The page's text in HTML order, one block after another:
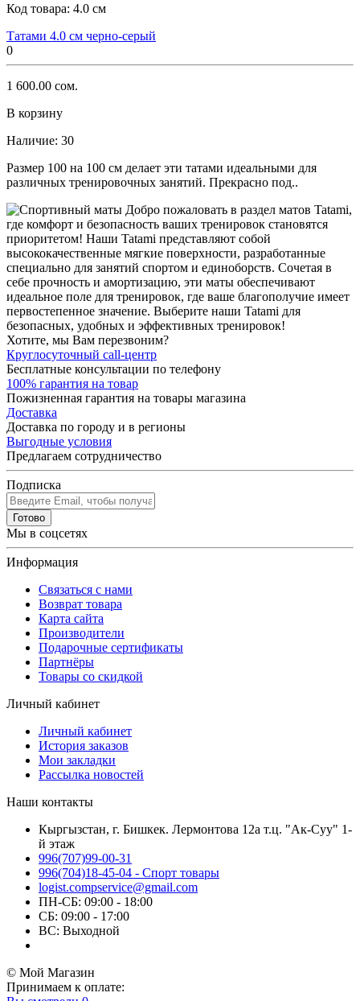
Код товара: 4.0 см
Татами 4.0 см черно-серый
0
1 600.00 сом.
В корзину
Наличие: 30
Размер 100 на 100 см делает эти татами идеальными для
различных тренировочных занятий. Прекрасно под..
Добро пожаловать в раздел матов Tatami,
где комфорт и безопасность ваших тренировок становятся
приоритетом! Наши Tatami представляют собой
высококачественные мягкие поверхности, разработанные
специально для занятий спортом и единоборств. Сочетая в
себе прочность и амортизацию, эти маты обеспечивают
идеальное поле для тренировок, где ваше благополучие имеет
первостепенное значение. Выберите наши Tatami для
безопасных, удобных и эффективных тренировок!
Хотите, мы Вам перезвоним?
Круглосуточный call-центр
Бесплатные консультации по телефону
100% гарантия на товар
Пожизненная гарантия на товары магазина
Доставка
Доставка по городу и в регионы
Выгодные условия
Предлагаем сотрудничество
Подписка
Готово
Мы в соцсетях
Информация
Связаться с нами
Возврат товара
Карта сайта
Производители
Подарочные сертификаты
Партнёры
Товары со скидкой
Личный кабинет
Личный кабинет
История заказов
Мои закладки
Рассылка новостей
Наши контакты
Кыргызстан, г. Бишкек. Лермонтова 12а т.ц. "Ак-Суу" 1-
й этаж
996(707)99-00-31
996(704)18-45-04 - Спорт товары
logist.compservice@gmail.com
ПН-СБ: 09:00 - 18:00
СБ: 09:00 - 17:00
ВС: Выходной
© Мой Магазин
Принимаем к оплате: